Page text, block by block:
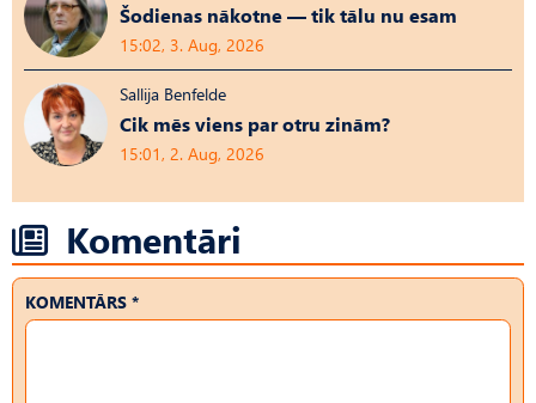
Šodienas nākotne — tik tālu nu esam
15:02, 3. Aug, 2026
Sallija Benfelde
Cik mēs viens par otru zinām?
15:01, 2. Aug, 2026
Komentāri
KOMENTĀRS *